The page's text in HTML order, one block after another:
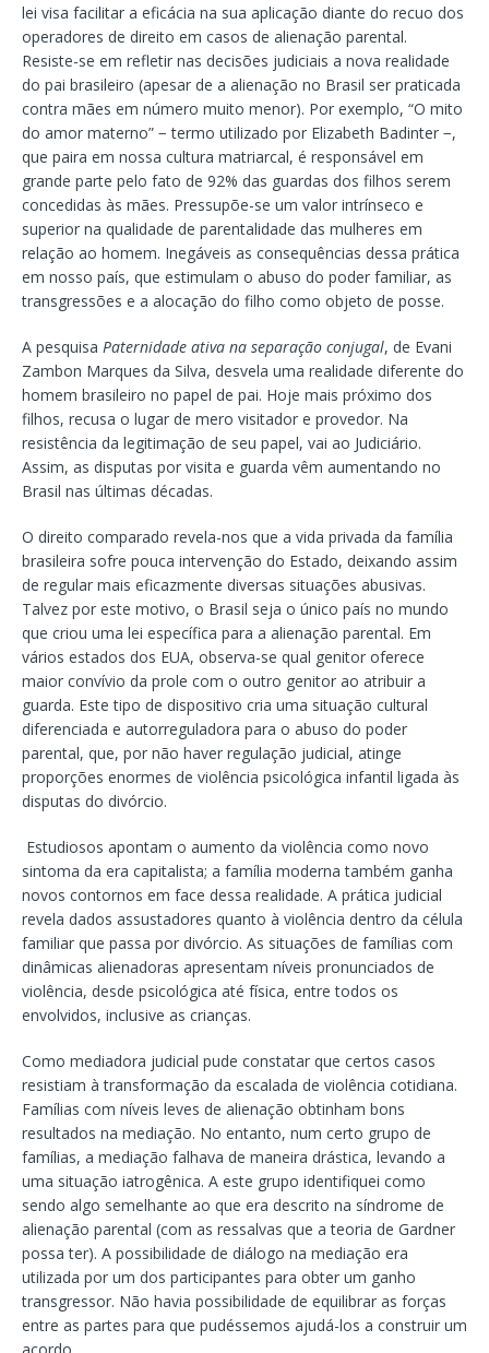
lei visa facilitar a eficácia na sua aplicação diante do recuo dos
operadores de direito em casos de alienação parental.
Resiste-se em refletir nas decisões judiciais a nova realidade
do pai brasileiro (apesar de a alienação no Brasil ser praticada
contra mães em número muito menor). Por exemplo, “O mito
do amor materno” − termo utilizado por Elizabeth Badinter −,
que paira em nossa cultura matriarcal, é responsável em
grande parte pelo fato de 92% das guardas dos filhos serem
concedidas às mães. Pressupõe-se um valor intrínseco e
superior na qualidade de parentalidade das mulheres em
relação ao homem. Inegáveis as consequências dessa prática
em nosso país, que estimulam o abuso do poder familiar, as
transgressões e a alocação do filho como objeto de posse.
A pesquisa Paternidade ativa na separação conjugal, de Evani
Zambon Marques da Silva, desvela uma realidade diferente do
homem brasileiro no papel de pai. Hoje mais próximo dos
filhos, recusa o lugar de mero visitador e provedor. Na
resistência da legitimação de seu papel, vai ao Judiciário.
Assim, as disputas por visita e guarda vêm aumentando no
Brasil nas últimas décadas.
O direito comparado revela-nos que a vida privada da família
brasileira sofre pouca intervenção do Estado, deixando assim
de regular mais eficazmente diversas situações abusivas.
Talvez por este motivo, o Brasil seja o único país no mundo
que criou uma lei específica para a alienação parental. Em
vários estados dos EUA, observa-se qual genitor oferece
maior convívio da prole com o outro genitor ao atribuir a
guarda. Este tipo de dispositivo cria uma situação cultural
diferenciada e autorreguladora para o abuso do poder
parental, que, por não haver regulação judicial, atinge
proporções enormes de violência psicológica infantil ligada às
disputas do divórcio.
Estudiosos apontam o aumento da violência como novo
sintoma da era capitalista; a família moderna também ganha
novos contornos em face dessa realidade. A prática judicial
revela dados assustadores quanto à violência dentro da célula
familiar que passa por divórcio. As situações de famílias com
dinâmicas alienadoras apresentam níveis pronunciados de
violência, desde psicológica até física, entre todos os
envolvidos, inclusive as crianças.
Como mediadora judicial pude constatar que certos casos
resistiam à transformação da escalada de violência cotidiana.
Famílias com níveis leves de alienação obtinham bons
resultados na mediação. No entanto, num certo grupo de
famílias, a mediação falhava de maneira drástica, levando a
uma situação iatrogênica. A este grupo identifiquei como
sendo algo semelhante ao que era descrito na síndrome de
alienação parental (com as ressalvas que a teoria de Gardner
possa ter). A possibilidade de diálogo na mediação era
utilizada por um dos participantes para obter um ganho
transgressor. Não havia possibilidade de equilibrar as forças
entre as partes para que pudéssemos ajudá-los a construir um
acordo.